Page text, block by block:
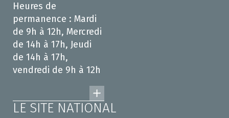
Heures de
permanence : Mardi
de 9h à 12h, Mercredi
de 14h à 17h, Jeudi
de 14h à 17h,
vendredi de 9h à 12h
LE SITE NATIONAL